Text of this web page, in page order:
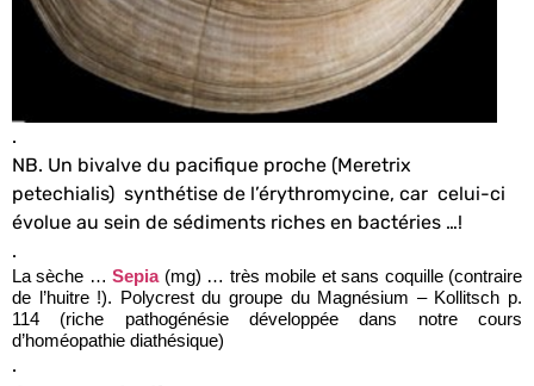
.
NB. Un bivalve du pacifique proche (Meretrix
petechialis) synthétise de l’érythromycine, car celui-ci
évolue au sein de sédiments riches en bactéries …!
.
La sèche …Sepia(mg) … très mobile et sans coquille (contraire
de l’huitre !). Polycrest du groupe du Magnésium – Kollitsch p.
114 (riche pathogénésie développée dans notre cours
d’homéopathie diathésique)
.